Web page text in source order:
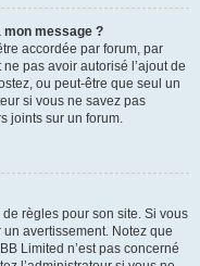
mon message ?
accordée par forum, par
pas avoir autorisé l’ajout de
ou peut-être que seul un
si vous ne savez pas
joints sur un forum.
règles pour son site. Si vous
avertissement. Notez que
Limited n’est pas concerné